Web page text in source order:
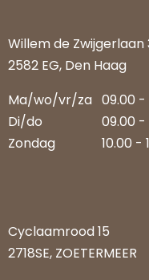
Willem de Zwijgerlaan
2582 EG, Den Haag
Ma/wo/vr/za 09.00 -
Di/do
09.00 -
Zondag
10.00 -
Cyclaamrood 15
2718SE, ZOETERMEER